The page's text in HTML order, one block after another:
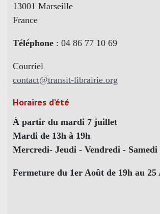
13001 Marseille
France
Téléphone : 04 86 77 10 69
Courriel
contact@transit-librairie.org
Horaires d’été
À partir du mardi 7 juillet
Mardi de 13h à 19h
Mercredi- Jeudi - Vendredi - Samedi
Fermeture du 1er Août de 19h au 25